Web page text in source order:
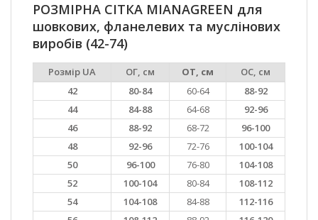
РОЗМІРНА СІТКА MIANAGREEN для
шовкових, фланелевих та муслінових
виробів (42-74)
Розмір UA ОГ, см ОТ, см
ОС, см
42
80-84 60-64
88-92
44
84-88 64-68
92-96
46
88-92 68-72
96-100
48
92-96 72-76
100-104
50
96-100 76-80
104-108
52
100-104 80-84
108-112
54
104-108 84-88
112-116